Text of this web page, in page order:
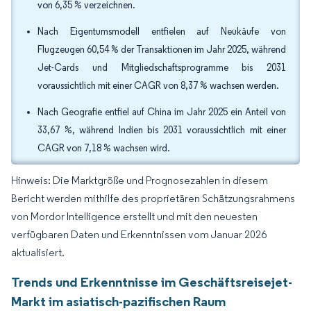
von 6,35 % verzeichnen.
Nach Eigentumsmodell entfielen auf Neukäufe von
Flugzeugen 60,54 % der Transaktionen im Jahr 2025, während
Jet-Cards und Mitgliedschaftsprogramme bis 2031
voraussichtlich mit einer CAGR von 8,37 % wachsen werden.
Nach Geografie entfiel auf China im Jahr 2025 ein Anteil von
33,67 %, während Indien bis 2031 voraussichtlich mit einer
CAGR von 7,18 % wachsen wird.
Hinweis: Die Marktgröße und Prognosezahlen in diesem
Bericht werden mithilfe des proprietären Schätzungsrahmens
von Mordor Intelligence erstellt und mit den neuesten
verfügbaren Daten und Erkenntnissen vom Januar 2026
aktualisiert.
Trends und Erkenntnisse im Geschäftsreisejet-
Markt im asiatisch-pazifischen Raum